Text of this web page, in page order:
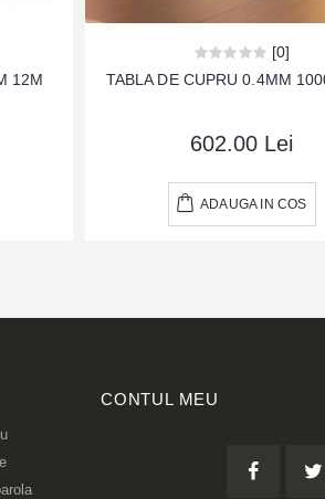
12M
[0]
TABLA DE CUPRU 0.4MM
602.00 Lei
ADAUGA IN COS
CONTUL MEU